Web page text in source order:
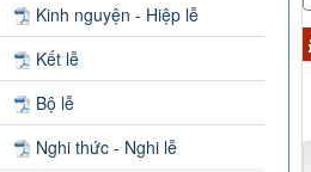
Kinh nguyện - Hiệp lễ
Kết lễ
Bộ lễ
Nghi thức - Nghi lễ